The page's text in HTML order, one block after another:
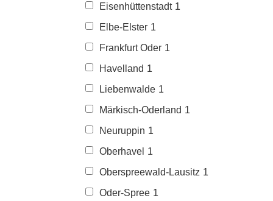
Eisenhüttenstadt 1
Elbe-Elster 1
Frankfurt Oder 1
Havelland 1
Liebenwalde 1
Märkisch-Oderland 1
Neuruppin 1
Oberhavel 1
Oberspreewald-Lausitz 1
Oder-Spree 1